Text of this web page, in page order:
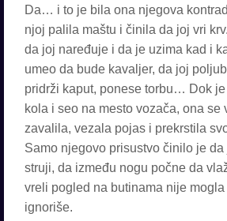
Da… i to je bila ona njegova
njoj palila maštu i činila da joj vri
da joj naređuje i da je uzima kad i
umeo da bude kavaljer, da joj
pridrži kaput, ponese torbu… Dok
kola i seo na mesto vozača, ona se
zavalila, vezala pojas i prekrstila
Samo njegovo prisustvo činilo je
struji, da između nogu počne da
vreli pogled na butinama nije mogla
ignoriše.